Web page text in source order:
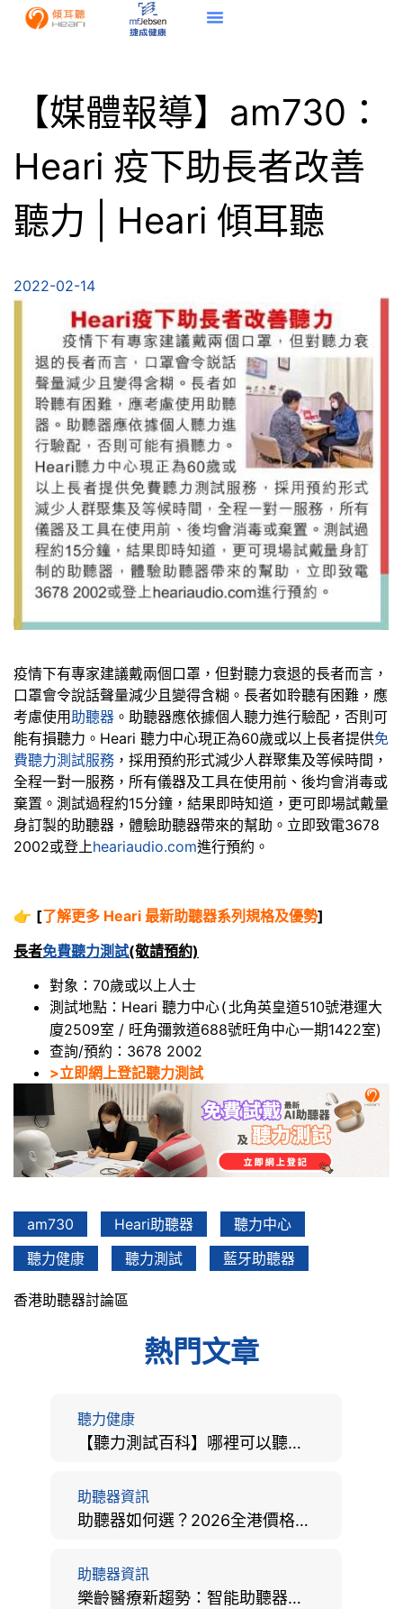
【媒體報導】am730：
Heari 疫下助長者改善
聽力 | Heari 傾耳聽
2022-02-14
疫情下有專家建議戴兩個口罩，但對聽力衰退的長者而言，
口罩會令說話聲量減少且變得含糊。長者如聆聽有困難，應
考慮使用助聽器 。助聽器應依據個人聽力進行驗配，否則可
能有損聽力。Heari 聽力中心現正為60歲或以上長者提供免
費聽力測試服務 ，採用預約形式減少人群聚集及等候時間，
全程一對一服務，所有儀器及工具在使用前、後均會消毒或
棄置。測試過程約15分鐘，結果即時知道，更可即場試戴量
身訂製的助聽器，體驗助聽器帶來的幫助。立即致電3678
2002或登上heariaudio.com進行預約。
👉 [了解更多 Heari 最新助聽器系列規格及優勢]
長者免費聽力測試(敬請預約)
對象：70歲或以上人士
測試地點：Heari 聽力中心( 北角英皇道510號港運大
廈2509室 / 旺角彌敦道688號旺角中心一期1422室)
查詢/預約：3678 2002
>立即網上登記聽力測試
am730 Heari助聽器
聽力中心
聽力健康
聽力測試 藍牙助聽器
香港助聽器討論區
熱門文章
聽力健康
【聽力測試百科】哪裡可以聽力檢查？費用、標準、流程、在家聽力檢測與iPhone測試全攻略
助聽器資訊
助聽器如何選？2026全港價格比較、款式分析及老人選購全攻略
助聽器資訊
樂齡醫療新趨勢：智能助聽器結合 AI 眼底相機，如何全方位守護長者健康？